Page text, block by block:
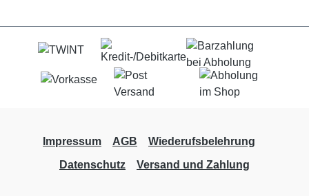
Impressum AGB
Wiederufsbelehrung
Datenschutz
Versand und Zahlung